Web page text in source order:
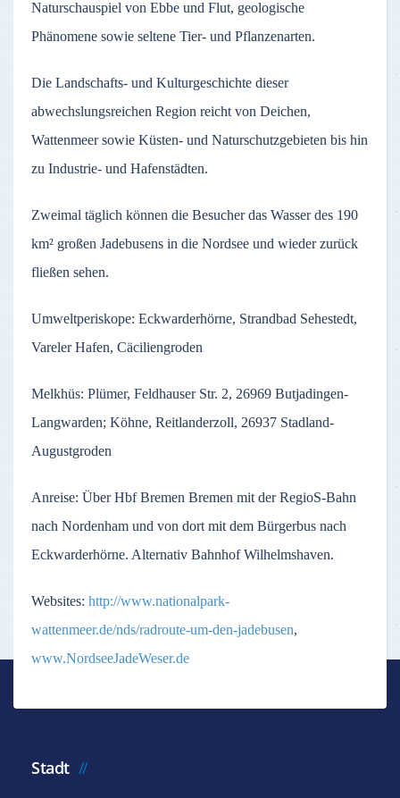
Naturschauspiel von Ebbe und Flut, geologische
Phänomene sowie seltene Tier- und Pflanzenarten.
Die Landschafts- und Kulturgeschichte dieser
abwechslungsreichen Region reicht von Deichen,
Wattenmeer sowie Küsten- und Naturschutzgebieten bis hin
zu Industrie- und Hafenstädten.
Zweimal täglich können die Besucher das Wasser des 190
km² großen Jadebusens in die Nordsee und wieder zurück
fließen sehen.
Umweltperiskope: Eckwarderhörne, Strandbad Sehestedt,
Vareler Hafen, Cäciliengroden
Melkhüs: Plümer, Feldhauser Str. 2, 26969 Butjadingen-
Langwarden; Köhne, Reitlanderzoll, 26937 Stadland-
Augustgroden
Anreise: Über Hbf Bremen Bremen mit der RegioS-Bahn
nach Nordenham und von dort mit dem Bürgerbus nach
Eckwarderhörne. Alternativ Bahnhof Wilhelmshaven.
Websites: http://www.nationalpark-
wattenmeer.de/nds/radroute-um-den-jadebusen,
www.NordseeJadeWeser.de
Stadt